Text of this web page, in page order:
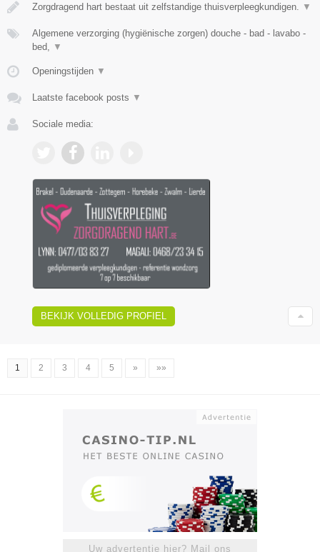
Zorgdragend hart bestaat uit zelfstandige thuisverpleegkundigen. ▼
Algemene verzorging (hygiënische zorgen) douche - bad - lavabo -
bed,
▼
Openingstijden ▼
Laatste facebook posts ▼
Sociale media:
BEKIJK VOLLEDIG PROFIEL
1 2 3 4 5 » »»
Uw advertentie hier? Mail ons